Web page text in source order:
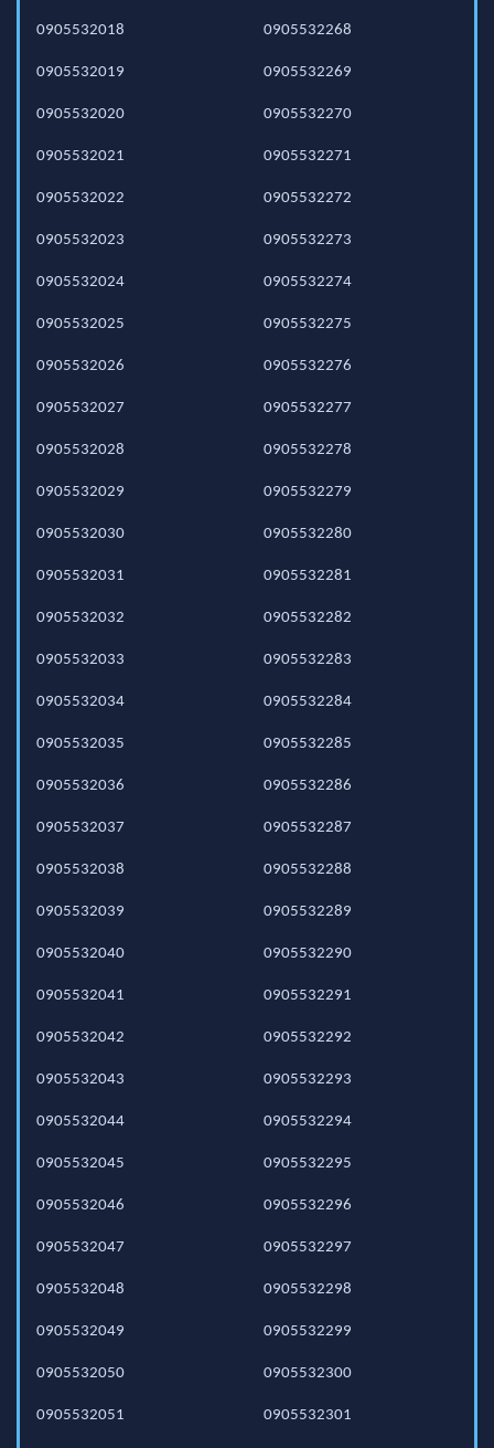
0905532018
0905532019
0905532020
0905532021
0905532022
0905532023
0905532024
0905532025
0905532026
0905532027
0905532028
0905532029
0905532030
0905532031
0905532032
0905532033
0905532034
0905532035
0905532036
0905532037
0905532038
0905532039
0905532040
0905532041
0905532042
0905532043
0905532044
0905532045
0905532046
0905532047
0905532048
0905532049
0905532050
0905532051
0905532268
0905532269
0905532270
0905532271
0905532272
0905532273
0905532274
0905532275
0905532276
0905532277
0905532278
0905532279
0905532280
0905532281
0905532282
0905532283
0905532284
0905532285
0905532286
0905532287
0905532288
0905532289
0905532290
0905532291
0905532292
0905532293
0905532294
0905532295
0905532296
0905532297
0905532298
0905532299
0905532300
0905532301